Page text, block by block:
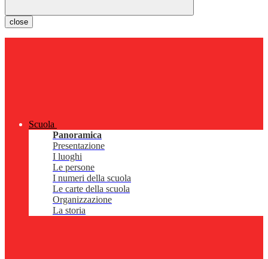
close
Scuola
Panoramica
Presentazione
I luoghi
Le persone
I numeri della scuola
Le carte della scuola
Organizzazione
La storia